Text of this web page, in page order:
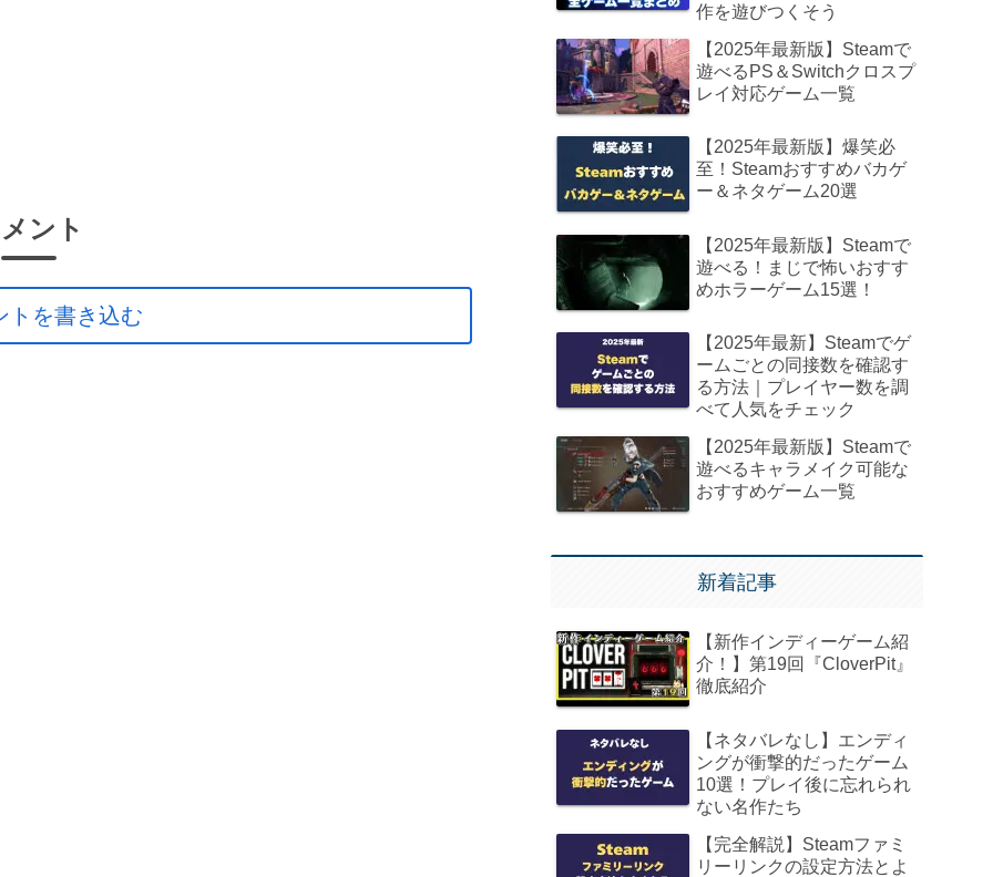
ント
トを書き込む
作を遊びつくそう
【2025年最新版】Steamで
遊べるPS＆Switchクロスプ
レイ対応ゲーム一覧
【2025年最新版】爆笑必
至！Steamおすすめバカゲ
ー＆ネタゲーム20選
【2025年最新版】Steamで
遊べる！まじで怖いおすす
めホラーゲーム15選！
【2025年最新】Steamでゲ
ームごとの同接数を確認す
る方法｜プレイヤー数を調
べて人気をチェック
【2025年最新版】Steamで
遊べるキャラメイク可能な
おすすめゲーム一覧
新着記事
【新作インディーゲーム紹
介！】第19回『CloverPit』
徹底紹介
【ネタバレなし】エンディ
ングが衝撃的だったゲーム
10選！プレイ後に忘れられ
ない名作たち
【完全解説】Steamファミ
リーリンクの設定方法とよ